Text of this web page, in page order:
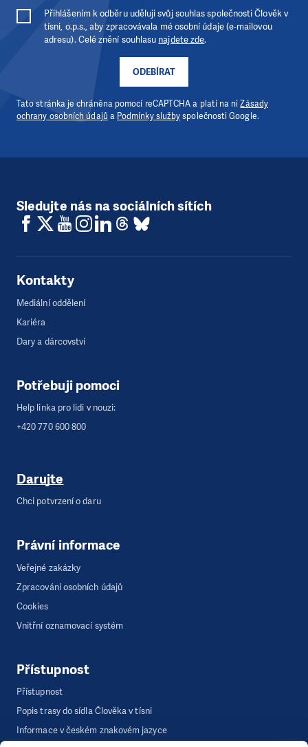
ODEBÍRAT
Přihlášením k odběru uděluji svůj souhlas společnosti Člověk v
tísni, o.p.s., aby zpracovávala mé osobní údaje (e-mailovou
adresu). Celé znění souhlasu najdete zde.
Tato stránka je chráněna pomocí reCAPTCHA a platí na niZásady
ochrany osobních údajů a Podmínky službyspolečnosti Google.
Sledujte nás na sociálních sítích
Kontakty
Mediální oddělení
Kariéra
Dary a dárcovství
Potřebuji pomoci
Help linka pro lidi v nouzi:
+420 770 600 800
Darujte
Chci potvrzení o daru
Právní informace
Veřejné zakázky
Zpracování osobních údajů
Cookies
Vnitřní oznamovací systém
Přístupnost
Přístupnost
Popis trasy do sídla Člověka v tísni
Informace v českém znakovém jazyce